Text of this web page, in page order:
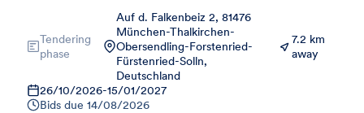
Tendering
phase
Auf d. Falkenbeiz 2, 81476
München-Thalkirchen-
Obersendling-Forstenried-
Fürstenried-Solln,
Deutschland
7.2 km
away
26/10/2026-15/01/2027
Bids due 14/08/2026